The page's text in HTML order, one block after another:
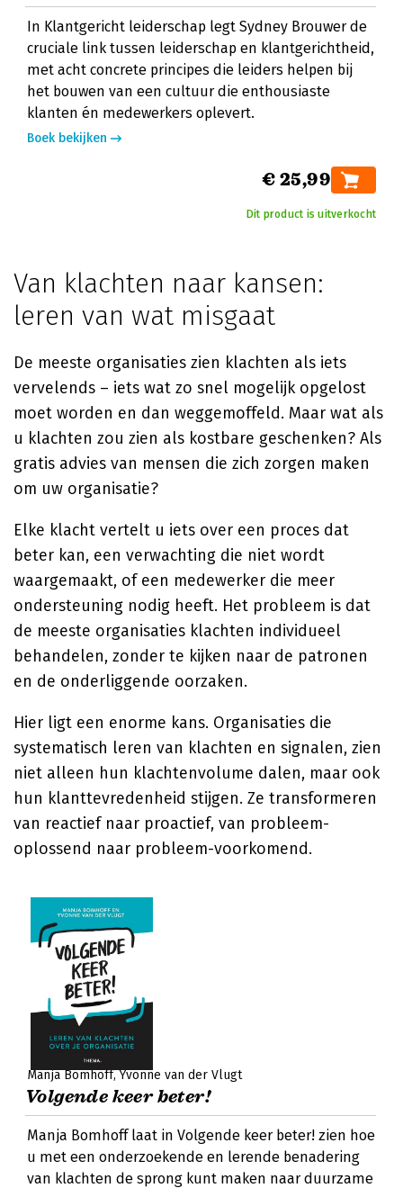
In Klantgericht leiderschap legt Sydney Brouwer de
cruciale link tussen leiderschap en klantgerichtheid,
met acht concrete principes die leiders helpen bij
het bouwen van een cultuur die enthousiaste
klanten én medewerkers oplevert.
Boek bekijken
€ 25,99
Dit product is uitverkocht
Van klachten naar kansen:
leren van wat misgaat
De meeste organisaties zien klachten als iets
vervelends – iets wat zo snel mogelijk opgelost
moet worden en dan weggemoffeld. Maar wat als
u klachten zou zien als kostbare geschenken? Als
gratis advies van mensen die zich zorgen maken
om uw organisatie?
Elke klacht vertelt u iets over een proces dat
beter kan, een verwachting die niet wordt
waargemaakt, of een medewerker die meer
ondersteuning nodig heeft. Het probleem is dat
de meeste organisaties klachten individueel
behandelen, zonder te kijken naar de patronen
en de onderliggende oorzaken.
Hier ligt een enorme kans. Organisaties die
systematisch leren van klachten en signalen, zien
niet alleen hun klachtenvolume dalen, maar ook
hun klanttevredenheid stijgen. Ze transformeren
van reactief naar proactief, van probleem-
oplossend naar probleem-voorkomend.
Manja Bomhoff Yvonne van der Vlugt
Volgende keer beter!
Manja Bomhoff laat in Volgende keer beter! zien hoe
u met een onderzoekende en lerende benadering
van klachten de sprong kunt maken naar duurzame